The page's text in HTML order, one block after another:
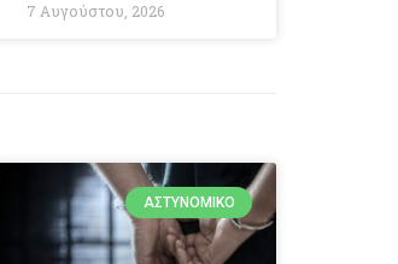
7 Αυγούστου, 2026
ΑΣΤΥΝΟΜΙΚΌ